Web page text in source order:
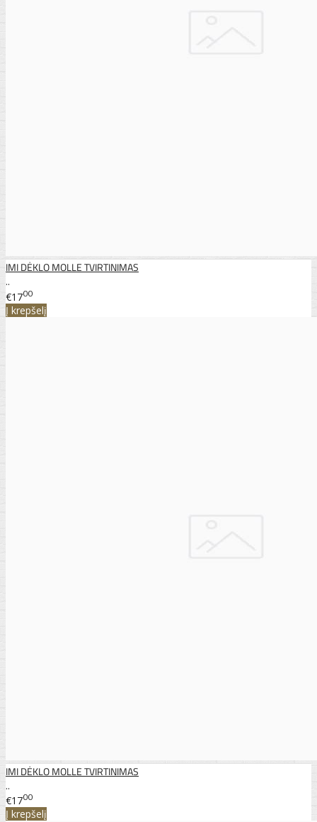
IMI DĖKLO MOLLE TVIRTINIMAS
..
€1700
Į krepšelį
IMI DĖKLO MOLLE TVIRTINIMAS
..
€1700
Į krepšelį